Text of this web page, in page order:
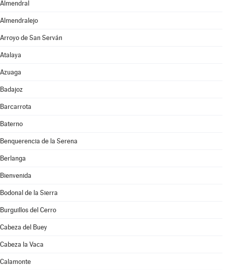
Almendral
Almendralejo
Arroyo de San Serván
Atalaya
Azuaga
Badajoz
Barcarrota
Baterno
Benquerencia de la Serena
Berlanga
Bienvenida
Bodonal de la Sierra
Burguillos del Cerro
Cabeza del Buey
Cabeza la Vaca
Calamonte